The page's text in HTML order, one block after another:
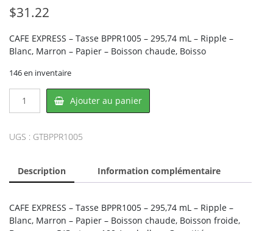
$31.22
CAFE EXPRESS – Tasse BPPR1005 – 295,74 mL – Ripple –
Blanc, Marron – Papier – Boisson chaude, Boisso
146 en inventaire
EXPRESS
Ajouter au panier
UGS : GTBPPR1005
Description Information complémentaire
CAFE EXPRESS – Tasse BPPR1005 – 295,74 mL – Ripple –
Blanc, Marron – Papier – Boisson chaude, Boisson froide,